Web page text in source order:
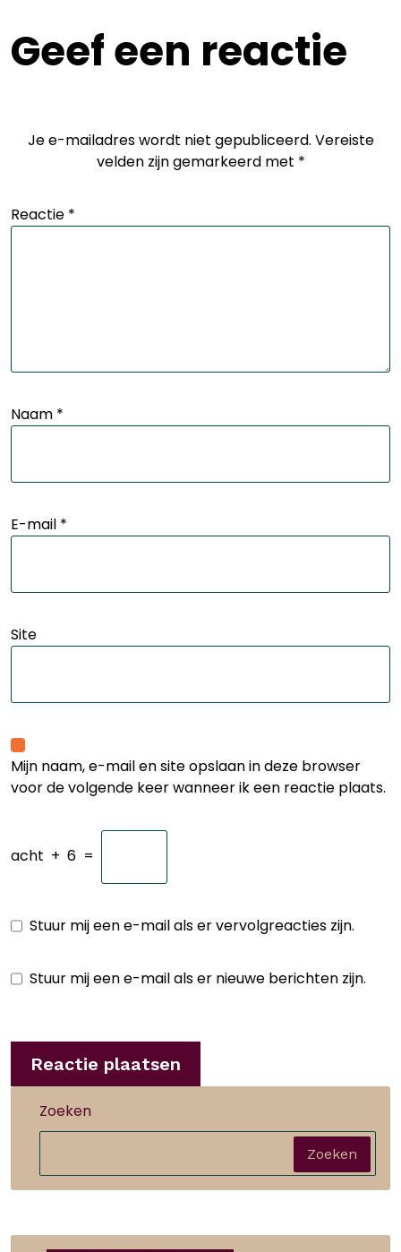
Geef een reactie
Je e-mailadres wordt niet gepubliceerd. Vereiste
velden zijn gemarkeerd met *
Reactie *
Naam *
E-mail *
Site
Mijn naam, e-mail en site opslaan in deze browser
voor de volgende keer wanneer ik een reactie plaats.
acht + 6 =
Stuur mij een e-mail als er vervolgreacties zijn.
Stuur mij een e-mail als er nieuwe berichten zijn.
Zoeken
Zoeken